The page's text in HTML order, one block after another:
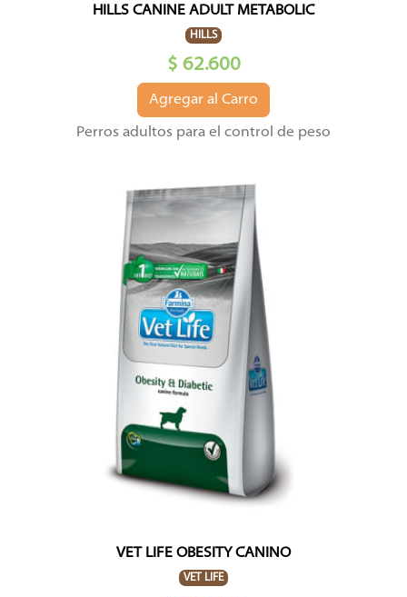
HILLS CANINE ADULT METABOLIC
HILLS
$ 62.600
Agregar al Carro
Perros adultos para el control de peso
VET LIFE OBESITY CANINO
VET LIFE